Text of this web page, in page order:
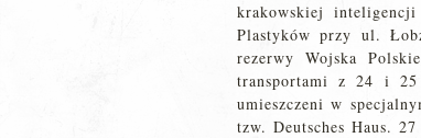
krakowskiej
Plastyków przy ul.
rezerwy Wojska
transportami z 24 i 25
umieszczeni w
tzw. Deutsches Haus.